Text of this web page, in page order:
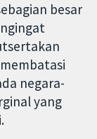
besar
negara-
yang